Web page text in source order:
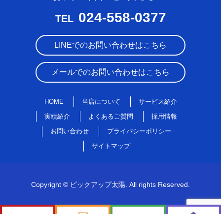
TEL 024-558-0377
LINEでのお問い合わせはこちら
メールでのお問い合わせはこちら
HOME 当店について サービス紹介
実績紹介 よくあるご質問 採用情報
お問い合わせ プライバシーポリシー
サイトマップ
Copyright © ピックアップ太陽. All rights Reserved.